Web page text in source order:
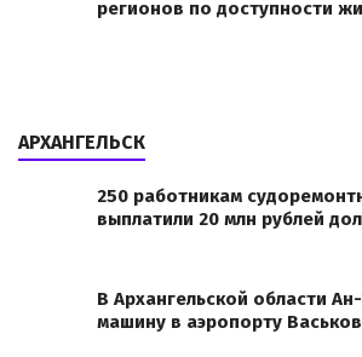
регионов по доступности
АРХАНГЕЛЬСК
250 работникам
выплатили 20 млн рублей
В Архангельской области
машину в аэропорту